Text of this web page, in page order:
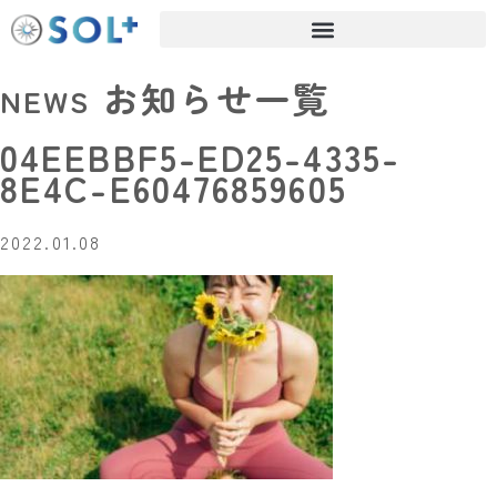
NEWS お知らせ一覧
04EEBBF5-ED25-4335-
8E4C-E60476859605
2022.01.08